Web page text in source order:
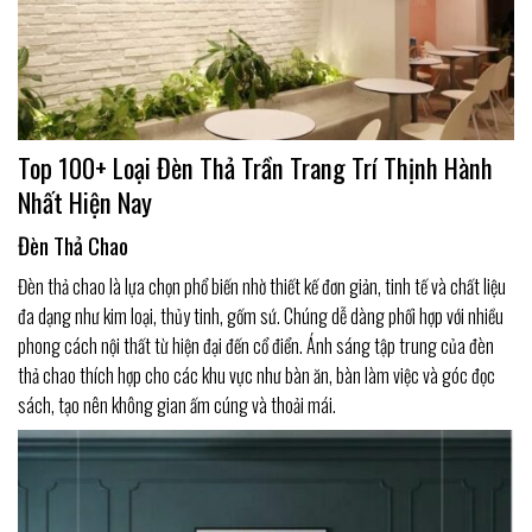
Top 100+ Loại Đèn Thả Trần Trang Trí Thịnh Hành
Nhất Hiện Nay
Đèn Thả Chao
Đèn thả chao là lựa chọn phổ biến nhờ thiết kế đơn giản, tinh tế và chất liệu
đa dạng như kim loại, thủy tinh, gốm sứ. Chúng dễ dàng phối hợp với nhiều
phong cách nội thất từ hiện đại đến cổ điển. Ánh sáng tập trung của đèn
thả chao thích hợp cho các khu vực như bàn ăn, bàn làm việc và góc đọc
sách, tạo nên không gian ấm cúng và thoải mái.